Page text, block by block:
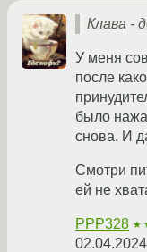
Клава -
У меня
после
было
снова. И
Смотри
ей не
PPP328